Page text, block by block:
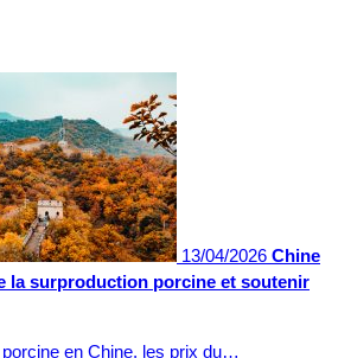
13/04/2026 Chine
la surproduction porcine et soutenir
en Chine, les prix du…